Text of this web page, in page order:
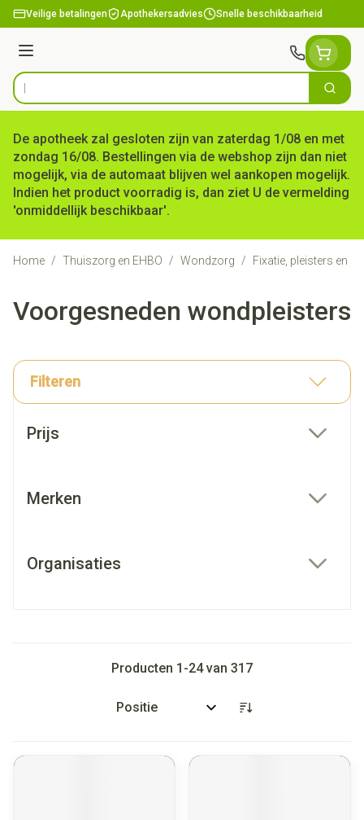
Ga naar de inhoud
Veilige betalingen Apothekersadvies Snelle beschikbaarheid
Menu
Product, merk, categorie... Zoek
De apotheek zal gesloten zijn van zaterdag 1/08 en met
zondag 16/08. Bestellingen via de webshop zijn dan niet
mogelijk, via de automaat blijven wel aankopen mogelijk.
Indien het product voorradig is, dan ziet U de vermelding
'onmiddellijk beschikbaar'.
Home / Thuiszorg en EHBO / Wondzorg / Fixatie, pleisters en
Voorgesneden wondpleisters
Filteren
Prijs
Merken
Organisaties
Producten 1 -24van 317
Sorteer op: